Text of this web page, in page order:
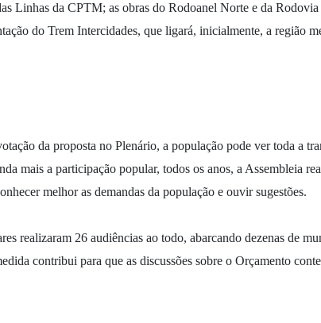
Linhas da CPTM; as obras do Rodoanel Norte e da
do Trem Intercidades, que ligará, inicialmente, a região
da proposta no Plenário, a população pode ver toda a
mais a participação popular, todos os anos, a Assembleia
melhor as demandas da população e ouvir sugestões.
realizaram 26 audiências ao todo, abarcando dezenas de
contribui para que as discussões sobre o Orçamento